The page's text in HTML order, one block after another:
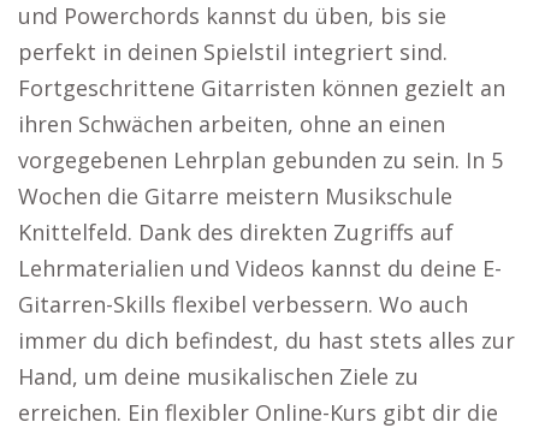
und Powerchords kannst du üben, bis sie
perfekt in deinen Spielstil integriert sind.
Fortgeschrittene Gitarristen können gezielt an
ihren Schwächen arbeiten, ohne an einen
vorgegebenen Lehrplan gebunden zu sein. In 5
Wochen die Gitarre meistern Musikschule
Knittelfeld. Dank des direkten Zugriffs auf
Lehrmaterialien und Videos kannst du deine E-
Gitarren-Skills flexibel verbessern. Wo auch
immer du dich befindest, du hast stets alles zur
Hand, um deine musikalischen Ziele zu
erreichen. Ein flexibler Online-Kurs gibt dir die